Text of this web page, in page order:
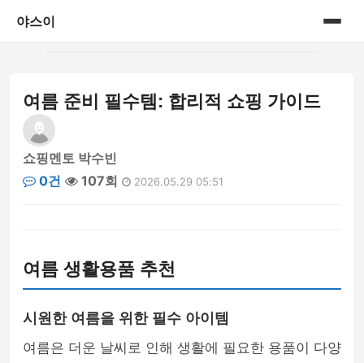
야스이
게시판
여름 준비 필수템: 합리적 쇼핑 가이드
쇼핑멘토 박수빈
0건
107회 2026.05.29 05:51
여름 생활용품 추천
시원한 여름을 위한 필수 아이템
여름은 더운 날씨로 인해 생활에 필요한 용품이 다양